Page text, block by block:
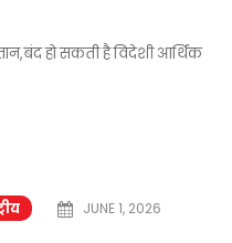
हो सकती है विदेशी आर्थिक
JUNE 1, 2026